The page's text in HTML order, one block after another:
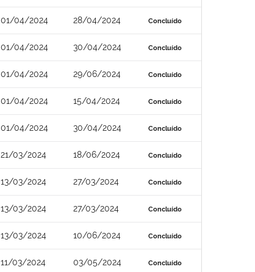
01/04/2024 28/04/2024 Concluído
01/04/2024 30/04/2024 Concluído
01/04/2024 29/06/2024 Concluído
01/04/2024 15/04/2024 Concluído
01/04/2024 30/04/2024 Concluído
21/03/2024 18/06/2024 Concluído
13/03/2024 27/03/2024 Concluído
13/03/2024 27/03/2024 Concluído
13/03/2024 10/06/2024 Concluído
11/03/2024 03/05/2024 Concluído